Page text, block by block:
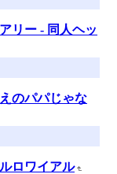
リー - 同人ヘッ
のパパじゃな
ロワイアル